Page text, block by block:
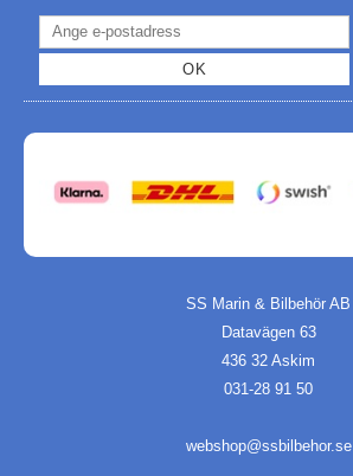
OK
SS Marin & Bilbehör AB
Datavägen 63
436 32 Askim
031-28 91 50
webshop@ssbilbehor.se